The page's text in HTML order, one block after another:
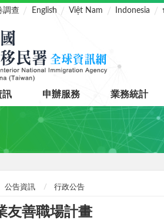
調查 English Việt Nam Indonesia
訊 申辦服務 業務統計
公告資訊 行政公告
友善職場計畫